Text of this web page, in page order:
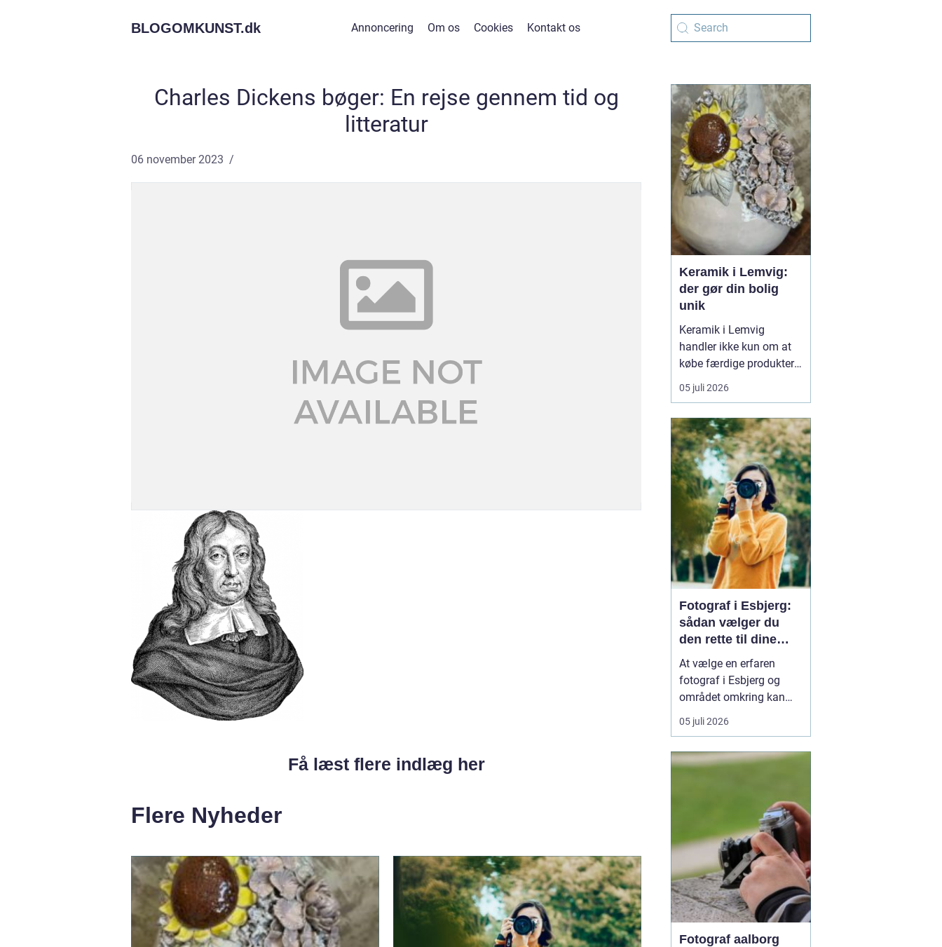
BLOGOMKUNST.dk Annoncering Om os Cookies Kontakt os
Charles Dickens bøger: En rejse gennem tid og
litteratur
06 november 2023
Få læst flere indlæg her
Flere Nyheder
Keramik i Lemvig:
der gør din bolig
unik
Keramik i Lemvig
handler ikke kun om at
købe færdige produkter.
Mange vælger at tage
del i processen, lære
hvordan leret forandrer
sig under hænderne. På
den måde bliver
keramikke...
05 juli 2026
Fotograf i Esbjerg:
sådan vælger du
den rette til dine
vigtigste minder
At vælge en erfaren
fotograf i Esbjerg og
området omkring kan
gøre forskellen mellem
billeder, du hurtigt
får lov at hænge på
dygtig fotograf planlæ...
05 juli 2026
Fotograf aalborg